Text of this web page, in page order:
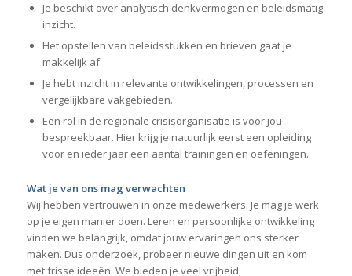
Je beschikt over analytisch denkvermogen en beleidsmatig
inzicht.
Het opstellen van beleidsstukken en brieven gaat je
makkelijk af.
Je hebt inzicht in relevante ontwikkelingen, processen en
vergelijkbare vakgebieden.
Een rol in de regionale crisisorganisatie is voor jou
bespreekbaar. Hier krijg je natuurlijk eerst een opleiding
voor en ieder jaar een aantal trainingen en oefeningen.
Wat je van ons mag verwachten
Wij hebben vertrouwen in onze medewerkers. Je mag je werk
op je eigen manier doen. Leren en persoonlijke ontwikkeling
vinden we belangrijk, omdat jouw ervaringen ons sterker
maken. Dus onderzoek, probeer nieuwe dingen uit en kom
met frisse ideeën. We bieden je veel vrijheid,